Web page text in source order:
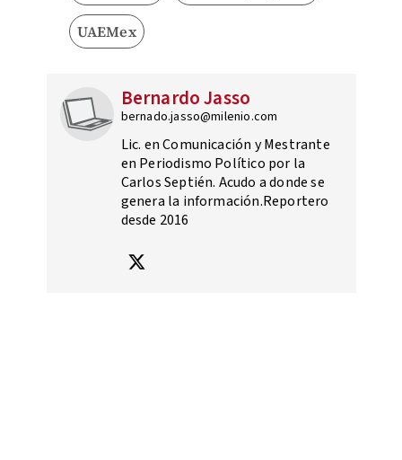
UAEMex
Bernardo Jasso
bernado.jasso@milenio.com
Lic. en Comunicación y Mestrante
en Periodismo Político por la
Carlos Septién. Acudo a donde se
genera la información.Reportero
desde 2016